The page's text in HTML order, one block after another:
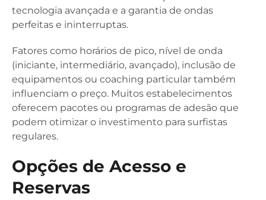
tecnologia avançada e a garantia de ondas
perfeitas e ininterruptas.
Fatores como horários de pico, nível de onda
(iniciante, intermediário, avançado), inclusão de
equipamentos ou coaching particular também
influenciam o preço. Muitos estabelecimentos
oferecem pacotes ou programas de adesão que
podem otimizar o investimento para surfistas
regulares.
Opções de Acesso e
Reservas